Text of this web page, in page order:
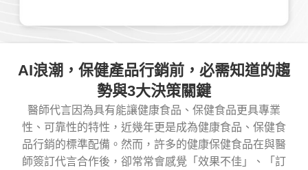
AI浪潮，保健產品行銷前，必需知道的趨
勢與3大決策關鍵
醫師代言因為具有能讓健康食品、保健食品更具專業
性、可靠性的特性，近幾年更是成為健康食品、保健食
品行銷的標準配備。然而，許多的健康保健食品在與醫
師簽訂代言合作後，卻常常會感覺「效果不佳」、「訂